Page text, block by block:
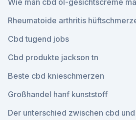
Wie man cbd öl-gesichtscreme
Rheumatoide arthritis
Cbd tugend jobs
Cbd produkte jackson tn
Beste cbd knieschmerzen
Großhandel hanf kunststoff
Der unterschied zwischen cbd